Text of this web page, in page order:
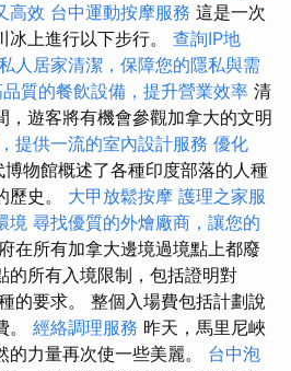
高效 台中運動按摩服務 這是一次
上進行以下步行。 查詢IP地
人居家清潔，保障您的隱私與需
質的餐飲設備，提升營業效率 清
，遊客將有機會參觀加拿大的文明
提供一流的室內設計服務 優化
博物館概述了各種印度部落的人種
歷史。 大甲放鬆按摩 護理之家服
境 尋找優質的外燴廠商，讓您的
在所有加拿大邊境過境點上都廢
的所有入境限制，包括證明對
的要求。 整個入場費包括計劃說
。 經絡調理服務 昨天，馬里尼峽
力量再次使一些美麗。 台中泡